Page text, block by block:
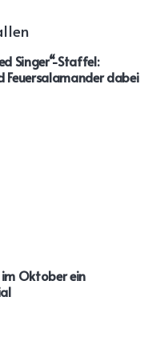
Singer“-Staffel:
Feuersalamander dabei
im Oktober ein